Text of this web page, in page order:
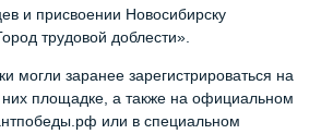
и присвоении Новосибирску
трудовой доблести».
могли заранее зарегистрироваться на
площадке, а также на официальном
или в специальном